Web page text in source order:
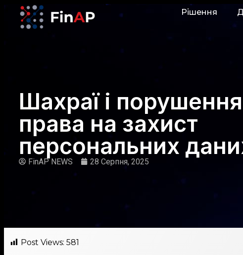
Рішення
Шахраї і порушення
права на захист
персональних
FinAP NEWS 28 Серпня, 2025
Post Views: 581